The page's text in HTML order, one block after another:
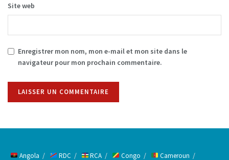
Site web
Enregistrer mon nom, mon e-mail et mon site dans le
navigateur pour mon prochain commentaire.
Angola RDC RCA Congo Cameroun